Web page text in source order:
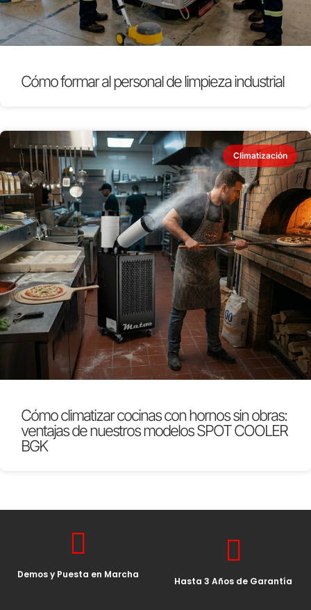
Cómo formar al personal de limpieza industrial
Climatización
Cómo climatizar cocinas con hornos sin obras:
ventajas de nuestros modelos SPOT COOLER
BGK
Demos y Puesta en Marcha
Hasta 3 Años de Garantía